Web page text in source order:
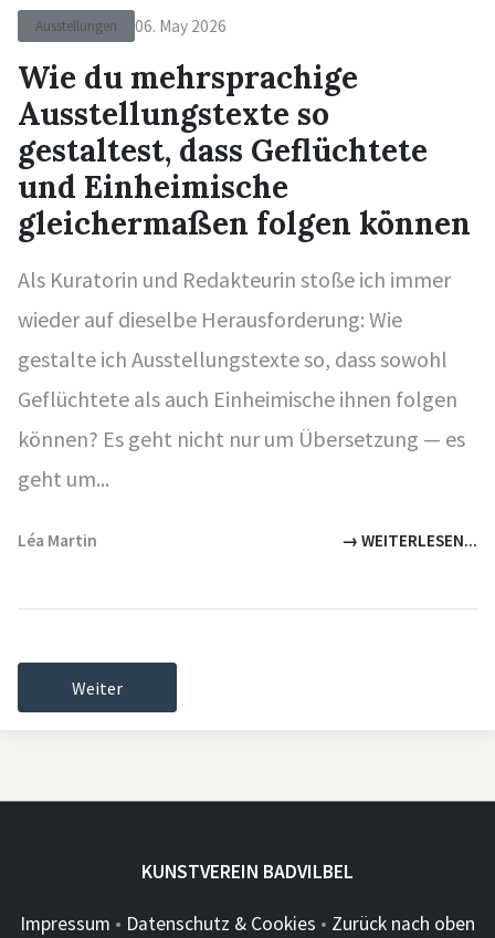
Ausstellungen 06. May 2026
Wie du mehrsprachige
Ausstellungstexte so
gestaltest, dass Geflüchtete
und Einheimische
gleichermaßen folgen können
Als Kuratorin und Redakteurin stoße ich immer
wieder auf dieselbe Herausforderung: Wie
gestalte ich Ausstellungstexte so, dass sowohl
Geflüchtete als auch Einheimische ihnen folgen
können? Es geht nicht nur um Übersetzung — es
geht um...
Léa Martin → WEITERLESEN...
Weiter
KUNSTVEREIN BADVILBEL
Impressum • Datenschutz & Cookies • Zurück nach oben